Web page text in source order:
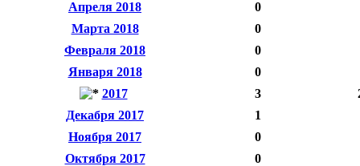
Апреля 2018
0
Марта 2018
0
Февраля 2018
0
Января 2018
0
2017
3
Декабря 2017
1
Ноября 2017
0
Октября 2017
0